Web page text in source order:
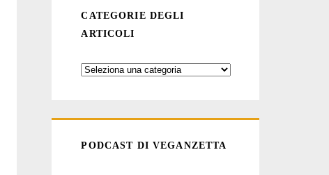
CATEGORIE DEGLI
ARTICOLI
Categorie
PODCAST DI VEGANZETTA